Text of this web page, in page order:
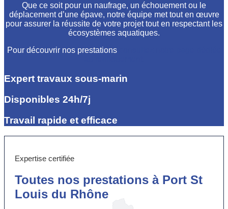
Que ce soit pour un naufrage, un échouement ou le
déplacement d’une épave, notre équipe met tout en œuvre
pour assurer la réussite de votre projet tout en respectant les
écosystèmes aquatiques.
Pour découvrir nos prestations
Expert travaux sous-marin
Disponibles 24h/7j
Travail rapide et efficace
Expertise certifiée
Toutes nos prestations à Port St
Louis du Rhône